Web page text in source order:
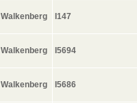
Walkenberg I147
Walkenberg I5694
Walkenberg I5686